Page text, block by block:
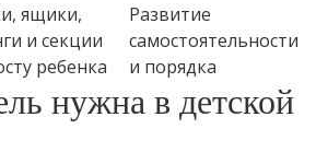
ящики,
и секции
ребенка
Развитие
самостоятельности
и порядка
нужна в детской